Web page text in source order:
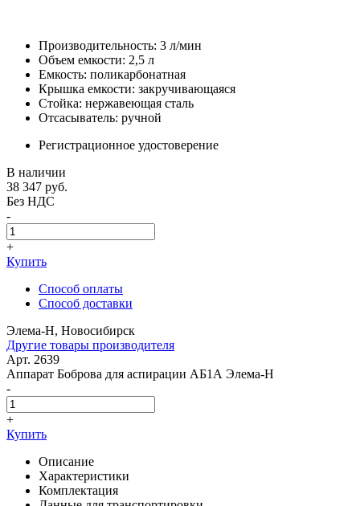
Производительность: 3 л/мин
Объем емкости: 2,5 л
Емкость: поликарбонатная
Крышка емкости: закручивающаяся
Стойка: нержавеющая сталь
Отсасыватель: ручной
Регистрационное удостоверение
В наличии
38 347 руб.
Без НДС
-
+
Купить
Способ оплаты
Способ доставки
Элема-Н, Новосибирск
Другие товары производителя
Арт. 2639
Аппарат Боброва для аспирации АБ1А Элема-Н
-
+
Купить
Описание
Характеристики
Комплектация